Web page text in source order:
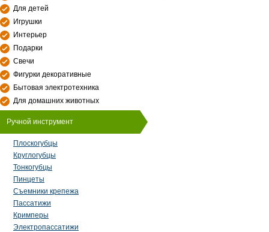
Для детей
Игрушки
Интерьер
Подарки
Свечи
Фигурки декоративные
Бытовая электротехника
Для домашних животных
Ручной инструмент
Плоскогубцы
Круглогубцы
Тонкогубцы
Пинцеты
Съемники крепежа
Пассатижи
Кримперы
Электропассатижи